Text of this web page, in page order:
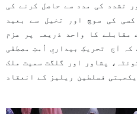
تشدد کی مدد سے حاصل کرنے کی
کی سوچ اور تخیل سے بعید
مقابلے کا واحد ذریعہ پر عزم
كہ آج تحریکِ بیداریِ اُمتِ مصطفٰی
پشاور اور گلگت سمیت ملک
فسلطین ریلیز كے انعقاد